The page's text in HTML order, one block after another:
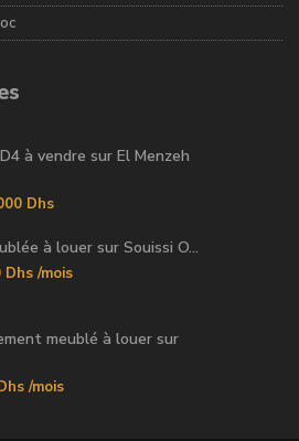
à vendre sur El Menzeh
Dhs
à louer sur Souissi O...
Dhs /mois
meublé à louer sur
/mois